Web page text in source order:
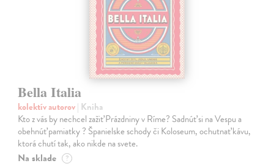
Bella Italia
kolektív autorov| Kniha
Kto z vás by nechcel zažiť Prázdniny v Ríme? Sadnúť si na Vespu a
obehnúť pamiatky ? Španielske schody či Koloseum, ochutnať kávu,
ktorá chutí tak, ako nikde na svete.
Na sklade ?